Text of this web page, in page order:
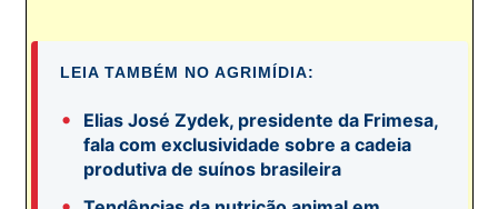
LEIA TAMBÉM NO AGRIMÍDIA:
•
Elias José Zydek, presidente da Frimesa,
fala com exclusividade sobre a cadeia
produtiva de suínos brasileira